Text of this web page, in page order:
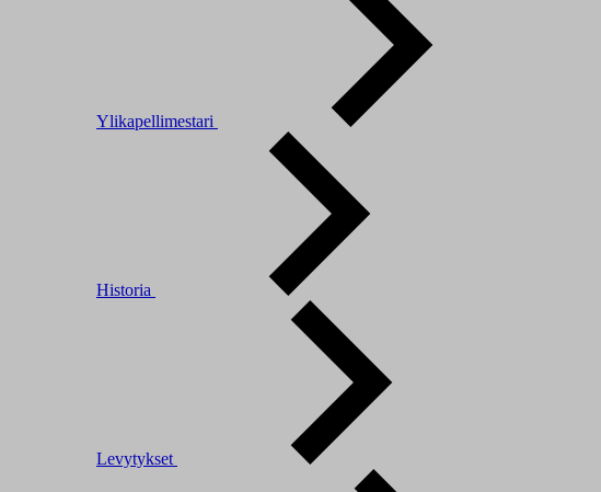
Ylikapellimestari
Historia
Levytykset